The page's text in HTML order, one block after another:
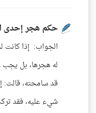
حكم هجر إحدى
الجواب: إذا
له هجرها، بل يجب
قد سامحته،
شيء عليه، فقد